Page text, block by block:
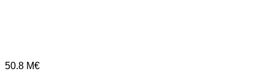
50.8 M€